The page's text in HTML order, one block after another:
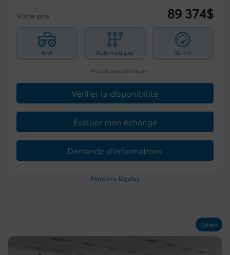
Votre prix 89 374$
4×4 Automatique 10 km
Plus de caractéristiques
Vérifier la disponibilité
Évaluer mon échange
Demande d'informations
Mentions légales
Démo